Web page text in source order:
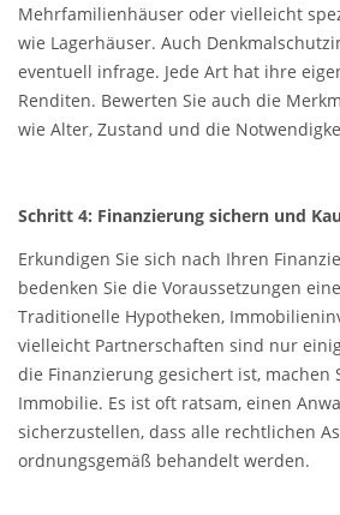
Mehrfamilienhäuser oder vielleicht
wie Lagerhäuser. Auch
eventuell infrage. Jede Art hat ihre
Renditen. Bewerten Sie auch die
wie Alter, Zustand und die
Schritt 4: Finanzierung sichern und
Erkundigen Sie sich nach Ihren
bedenken Sie die Voraussetzungen
Traditionelle Hypotheken,
vielleicht Partnerschaften sind nur
die Finanzierung gesichert ist, machen
Immobilie. Es ist oft ratsam, einen
sicherzustellen, dass alle rechtlichen
ordnungsgemäß behandelt werden.